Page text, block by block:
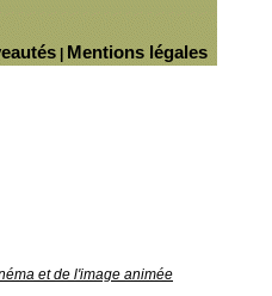
Mentions légales
et de l'image animée